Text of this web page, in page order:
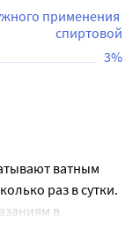
объемом 25 мл.
применения
спиртовой
3%
ватным
раз в сутки.
в